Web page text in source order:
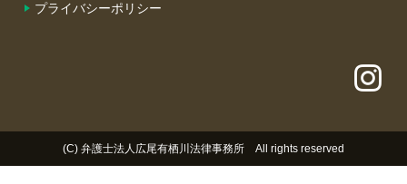
プライバシーポリシー
(C) 弁護士法人広尾有栖川法律事務所 All rights reserved